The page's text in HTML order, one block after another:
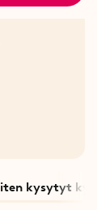
kysytyt